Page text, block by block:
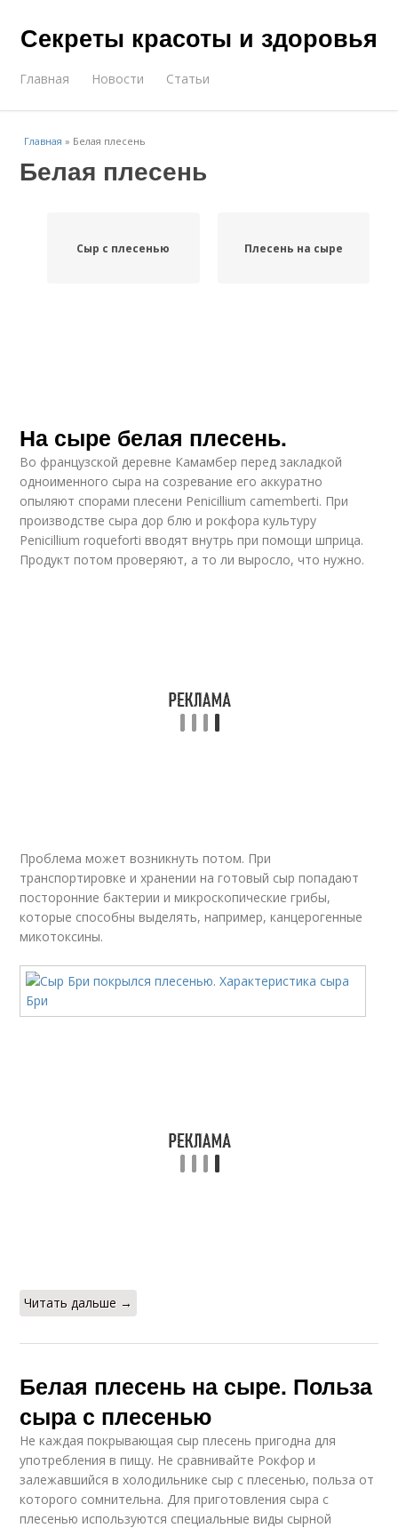
Секреты красоты и здоровья
Главная Новости Статьи
Главная » Белая плесень
Белая плесень
Сыр с плесенью Плесень на сыре
На сыре белая плесень.
Во французской деревне Камамбер перед закладкой
одноименного сыра на созревание его аккуратно
опыляют спорами плесени Penicillium camemberti. При
производстве сыра дор блю и рокфора культуру
Penicillium roqueforti вводят внутрь при помощи шприца.
Продукт потом проверяют, а то ли выросло, что нужно.
Проблема может возникнуть потом. При
транспортировке и хранении на готовый сыр попадают
посторонние бактерии и микроскопические грибы,
которые способны выделять, например, канцерогенные
микотоксины.
Читать дальше →
Белая плесень на сыре. Польза
сыра с плесенью
Не каждая покрывающая сыр плесень пригодна для
употребления в пищу. Не сравнивайте Рокфор и
залежавшийся в холодильнике сыр с плесенью, польза от
которого сомнительна. Для приготовления сыра с
плесенью используются специальные виды сырной